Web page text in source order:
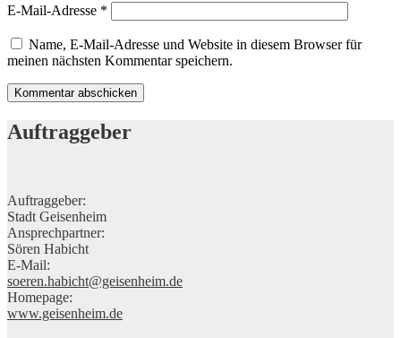
E-Mail-Adresse *
Name, E-Mail-Adresse und Website in diesem Browser für
meinen nächsten Kommentar speichern.
Auftraggeber
Auftraggeber:
Stadt Geisenheim
Ansprechpartner:
Sören Habicht
E-Mail:
soeren.habicht@geisenheim.de
Homepage:
www.geisenheim.de